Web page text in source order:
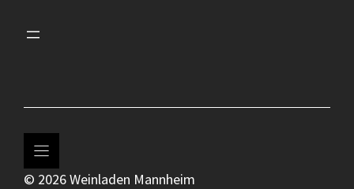
© 2026 Weinladen Mannheim